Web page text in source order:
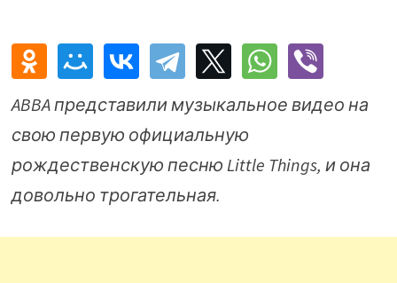
ABBA представили музыкальное видео на
свою первую официальную
рождественскую песню Little Things, и она
довольно трогательная.